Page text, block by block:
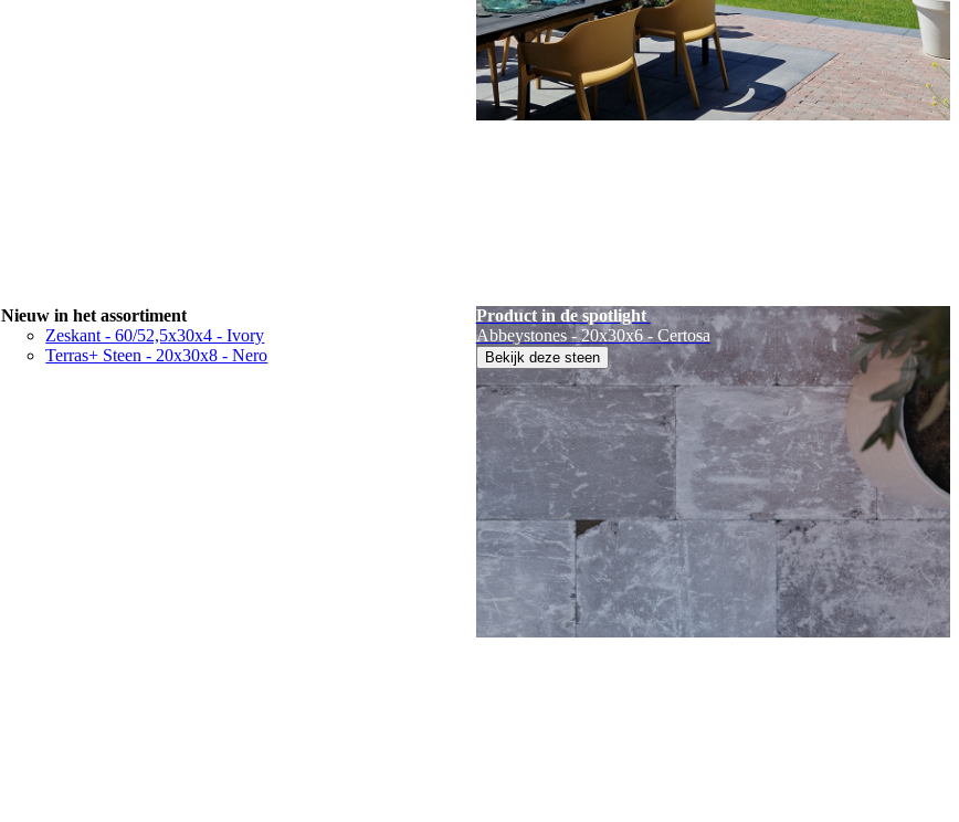
Nieuw in het assortiment
Zeskant - 60/52,5x30x4 - Ivory
Terras+ Steen - 20x30x8 - Nero
Product in de spotlight
Abbeystones - 20x30x6 - Certosa
Bekijk deze steen